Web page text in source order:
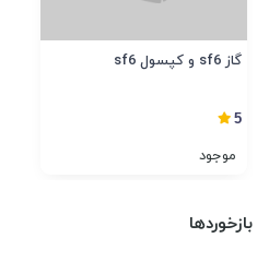
گاز sf6 و کپسول sf6
5
موجود
بازخوردها